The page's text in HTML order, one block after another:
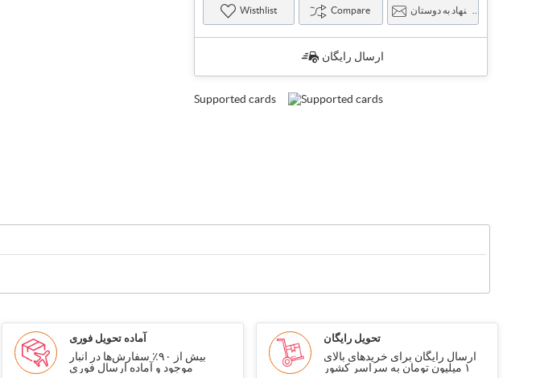
Wisthlist Compare پیشنهاد به دوستان
ارسال رایگان
Supported cards
آماده تحویل فوری
بیش از ۹۰٪ سفارش‌ها در انبار
موجود و آماده ارسال فوری
تحویل رایگان
ارسال رایگان برای خریدهای بالای
۱ میلیون تومان به سراسر کشور